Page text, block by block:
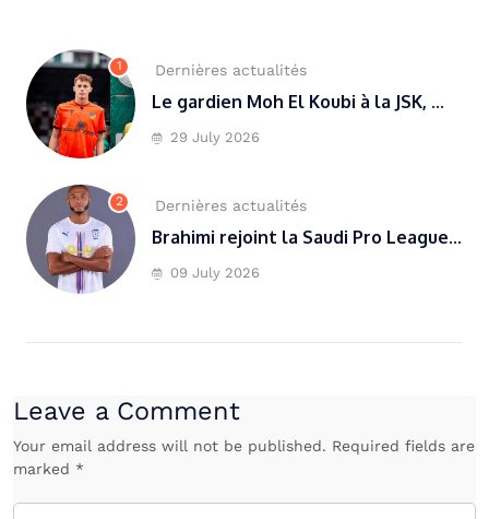
1 Dernières actualités
Le gardien Moh El Koubi à la JSK, ...
29 July 2026
2 Dernières actualités
Brahimi rejoint la Saudi Pro League...
09 July 2026
Leave a Comment
Your email address will not be published. Required fields are
marked *